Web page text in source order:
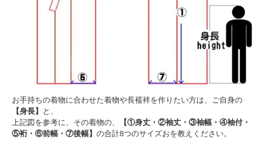
お手持ちの着物に合わせた着物や長襦袢を作りたい方は、ご自身の
【身長】 と、
上記図を参考に、その着物の、
【①身丈・②袖丈・③袖幅・④袖付・
⑤裄・⑥前幅・⑦後幅】 の合計8つのサイズおを教えください。